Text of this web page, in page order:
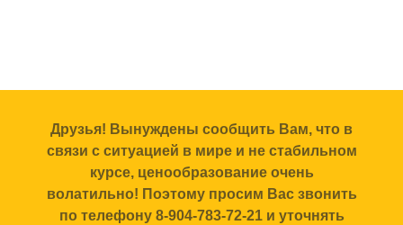
Друзья! Вынуждены сообщить Вам, что в
связи с ситуацией в мире и не стабильном
курсе, ценообразование очень
волатильно! Поэтому просим Вас звонить
по телефону 8-904-783-72-21 и уточнять